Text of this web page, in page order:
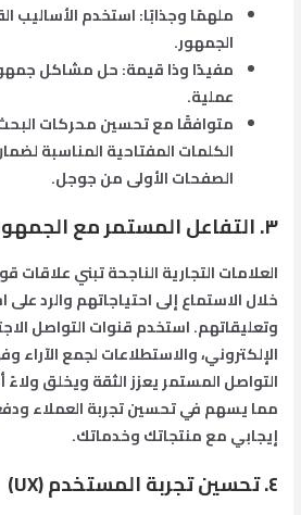
ملهمًا وجذابًا: استخدم الأساليب
الجمهور.
مفيدًا وذا قيمة: حل مشاكل
عملية.
الكلمات المفتاحية المناسبة
الصفحات الأولى من جوجل.
٣. التفاعل المستمر مع الجمهور
العلامات التجارية الناجحة تبني
خلال الاستماع إلى احتياجاتهم والرد
وتعليقاتهم. استخدم قنوات التواصل
الإلكتروني، والاستطلاعات لجمع الآراء
التواصل المستمر يعزز الثقة ويخلق ولاءً
مما يسهم في تحسين تجربة العملاء
إيجابي مع منتجاتك وخدماتك.
٤. تحسين تجربة المستخدم (UX)